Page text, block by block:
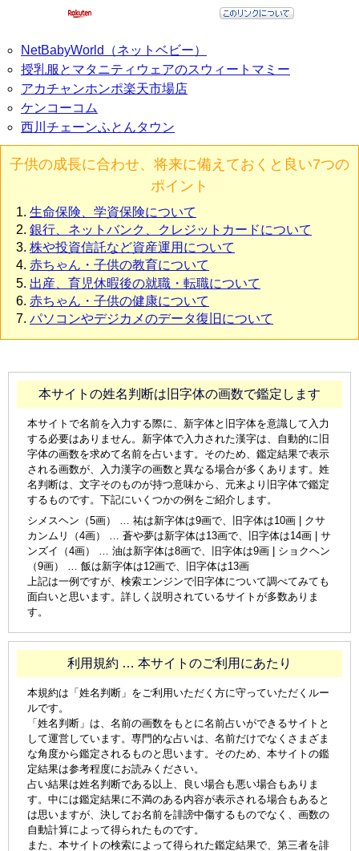
NetBabyWorld（ネットベビー）
授乳服とマタニティウェアのスウィートマミー
アカチャンホンポ楽天市場店
ケンコーコム
西川チェーンふとんタウン
子供の成長に合わせ、将来に備えておくと良い7つの
ポイント
生命保険、学資保険について
銀行、ネットバンク、クレジットカードについて
株や投資信託など資産運用について
赤ちゃん・子供の教育について
出産、育児休暇後の就職・転職について
赤ちゃん・子供の健康について
パソコンやデジカメのデータ復旧について
本サイトの姓名判断は旧字体の画数で鑑定します
本サイトで名前を入力する際に、新字体と旧字体を意識して入力
する必要はありません。新字体で入力された漢字は、自動的に旧
字体の画数を求めて名前を占います。そのため、鑑定結果で表示
される画数が、入力漢字の画数と異なる場合が多くあります。姓
名判断は、文字そのものが持つ意味から、元来より旧字体で鑑定
するものです。下記にいくつかの例をご紹介します。
シメスヘン（5画） … 祐は新字体は9画で、旧字体は10画 | クサ
カンムリ（4画） … 蒼や夢は新字体は13画で、旧字体は14画 | サ
ンズイ（4画） … 油は新字体は8画で、旧字体は9画 | ショクヘン
（9画） … 飯は新字体は12画で、旧字体は13画
上記は一例ですが、検索エンジンで旧字体について調べてみても
面白いと思います。詳しく説明されているサイトが多数ありま
す。
利用規約 … 本サイトのご利用にあたり
本規約は「姓名判断」をご利用いただく方に守っていただくルー
ルです。
「姓名判断」は、名前の画数をもとに名前占いができるサイトと
して運営しています。専門的な占いは、名前だけでなくさまざま
な角度から鑑定されるものと思います。そのため、本サイトの鑑
定結果は参考程度にお読みください。
占い結果は姓名判断である以上、良い場合も悪い場合もありま
す。中には鑑定結果に不満のある内容が表示される場合もあると
は思いますが、決してお名前を誹謗中傷するものでなく、画数の
自動計算によって得られたものです。
また、本サイトの検索によって得られた鑑定結果で、第三者を誹